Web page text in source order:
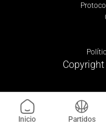
Inicio Partidos